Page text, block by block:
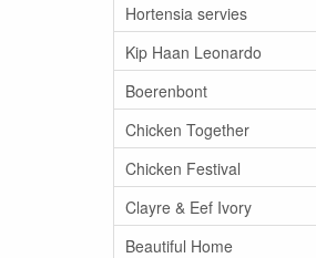
Hortensia servies
Kip Haan Leonardo
Boerenbont
Chicken Together
Chicken Festival
Clayre & Eef Ivory
Beautiful Home